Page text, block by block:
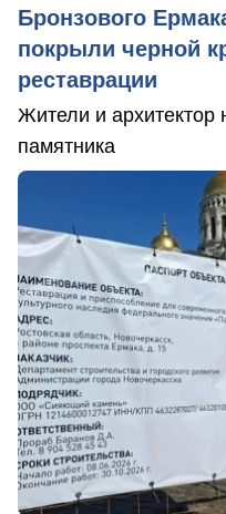
Бронзового
покрыли черной
реставрации
Жители и архитектор
памятника